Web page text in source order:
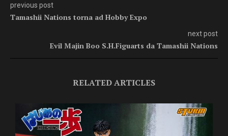
previous post
Tamashii Nations torna ad Hobby Expo
next post
Evil Majin Boo S.H.Figuarts da Tamashii Nations
RELATED ARTICLES